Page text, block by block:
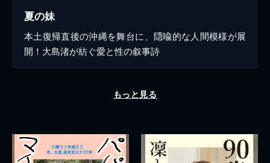
夏の妹
本土復帰直後の沖縄を舞台に、隠喩的な人間模様が展
開！大島渚が紡ぐ愛と性の叙事詩
もっと見る